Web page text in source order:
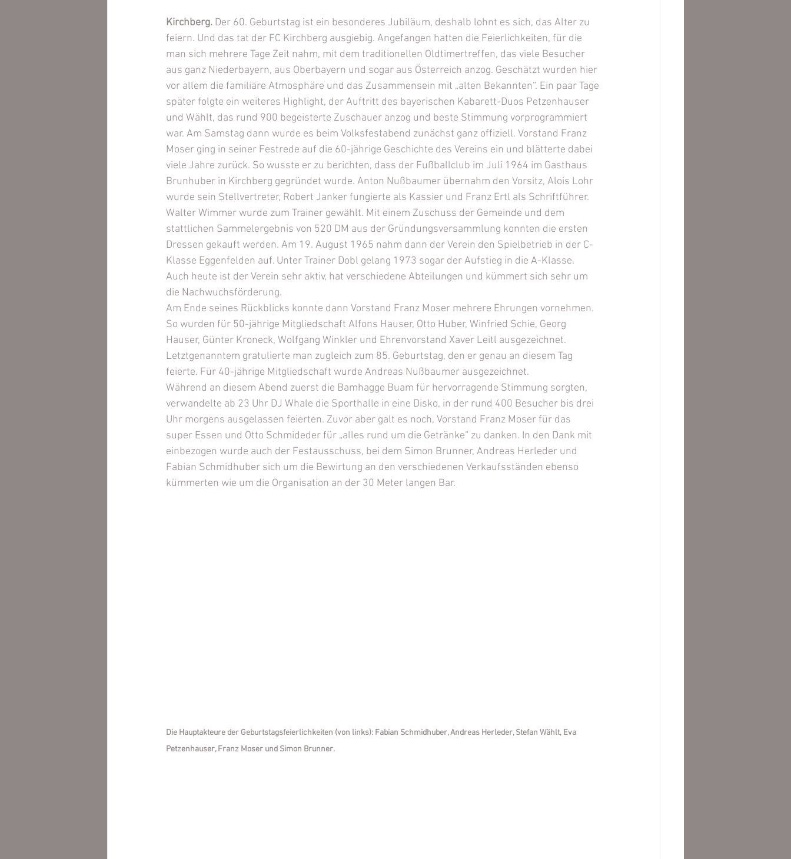
Kirchberg. Der 60. Geburtstag ist ein besonderes Jubiläum, deshalb lohnt es sich, das Alter zu
feiern. Und das tat der FC Kirchberg ausgiebig. Angefangen hatten die Feierlichkeiten, für die
man sich mehrere Tage Zeit nahm, mit dem traditionellen Oldtimertreffen, das viele Besucher
aus ganz Niederbayern, aus Oberbayern und sogar aus Österreich anzog. Geschätzt wurden hier
vor allem die familiäre Atmosphäre und das Zusammensein mit „alten Bekannten“. Ein paar Tage
später folgte ein weiteres Highlight, der Auftritt des bayerischen Kabarett-Duos Petzenhauser
und Wählt, das rund 900 begeisterte Zuschauer anzog und beste Stimmung vorprogrammiert
war. Am Samstag dann wurde es beim Volksfestabend zunächst ganz offiziell. Vorstand Franz
Moser ging in seiner Festrede auf die 60-jährige Geschichte des Vereins ein und blätterte dabei
viele Jahre zurück. So wusste er zu berichten, dass der Fußballclub im Juli 1964 im Gasthaus
Brunhuber in Kirchberg gegründet wurde. Anton Nußbaumer übernahm den Vorsitz, Alois Lohr
wurde sein Stellvertreter, Robert Janker fungierte als Kassier und Franz Ertl als Schriftführer.
Walter Wimmer wurde zum Trainer gewählt. Mit einem Zuschuss der Gemeinde und dem
stattlichen Sammelergebnis von 520 DM aus der Gründungsversammlung konnten die ersten
Dressen gekauft werden. Am 19. August 1965 nahm dann der Verein den Spielbetrieb in der C-
Klasse Eggenfelden auf. Unter Trainer Dobl gelang 1973 sogar der Aufstieg in die A-Klasse.
Auch heute ist der Verein sehr aktiv, hat verschiedene Abteilungen und kümmert sich sehr um
die Nachwuchsförderung.
Am Ende seines Rückblicks konnte dann Vorstand Franz Moser mehrere Ehrungen vornehmen.
So wurden für 50-jährige Mitgliedschaft Alfons Hauser, Otto Huber, Winfried Schie, Georg
Hauser, Günter Kroneck, Wolfgang Winkler und Ehrenvorstand Xaver Leitl ausgezeichnet.
Letztgenanntem gratulierte man zugleich zum 85. Geburtstag, den er genau an diesem Tag
feierte. Für 40-jährige Mitgliedschaft wurde Andreas Nußbaumer ausgezeichnet.
Während an diesem Abend zuerst die Bamhagge Buam für hervorragende Stimmung sorgten,
verwandelte ab 23 Uhr DJ Whale die Sporthalle in eine Disko, in der rund 400 Besucher bis drei
Uhr morgens ausgelassen feierten. Zuvor aber galt es noch, Vorstand Franz Moser für das
super Essen und Otto Schmideder für „alles rund um die Getränke“ zu danken. In den Dank mit
einbezogen wurde auch der Festausschuss, bei dem Simon Brunner, Andreas Herleder und
Fabian Schmidhuber sich um die Bewirtung an den verschiedenen Verkaufsständen ebenso
kümmerten wie um die Organisation an der 30 Meter langen Bar.
Die Hauptakteure der Geburtstagsfeierlichkeiten (von links): Fabian Schmidhuber, Andreas Herleder, Stefan Wählt, Eva
Petzenhauser, Franz Moser und Simon Brunner.